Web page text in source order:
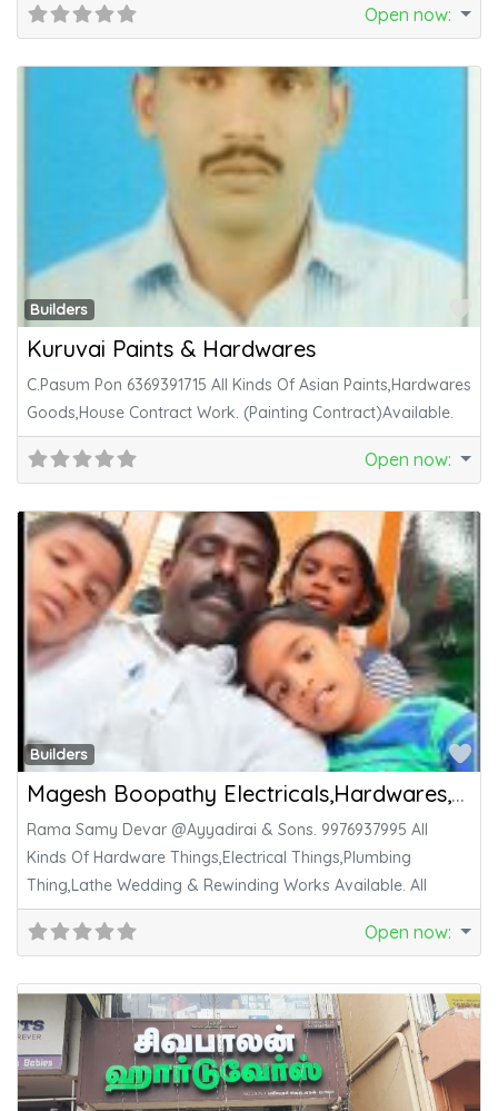
Open now:
Builders
Kuruvai Paints & Hardwares
C.Pasum Pon 6369391715 All Kinds Of Asian Paints,Hardwares
Goods,House Contract Work. (Painting Contract)Available.
Open now:
Builders
Magesh Boopathy Electricals,Hardwares,Lathe Welding & Rewinding Work
Rama Samy Devar @Ayyadirai & Sons. 9976937995 All
Kinds Of Hardware Things,Electrical Things,Plumbing
Thing,Lathe Wedding & Rewinding Works Available. All
Open now: